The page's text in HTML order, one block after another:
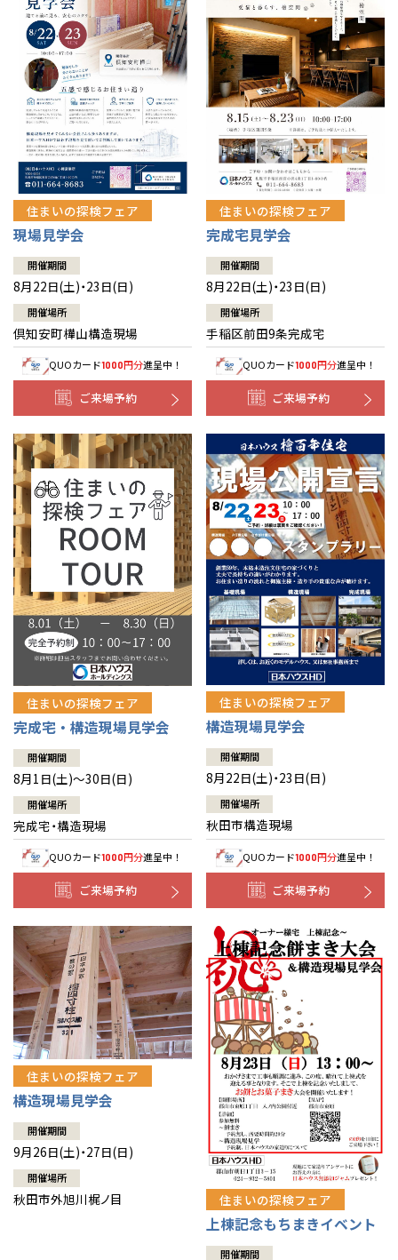
住まいの探検フェア
現場見学会
開催期間
8月22日(土)・23日(日)
開催場所
倶知安町樺山構造現場
QUOカード1000円分進呈中！
ご来場予約
住まいの探検フェア
完成宅見学会
開催期間
8月22日(土)・23日(日)
開催場所
手稲区前田9条完成宅
QUOカード1000円分進呈中！
ご来場予約
住まいの探検フェア
完成宅・構造現場見学会
開催期間
8月1日(土)～30日(日)
開催場所
完成宅・構造現場
QUOカード1000円分進呈中！
ご来場予約
住まいの探検フェア
構造現場見学会
開催期間
8月22日(土)・23日(日)
開催場所
秋田市構造現場
QUOカード1000円分進呈中！
ご来場予約
住まいの探検フェア
構造現場見学会
開催期間
9月26日(土)・27日(日)
開催場所
秋田市外旭川梶ノ目 住まいの探検フェア
上棟記念もちまきイベント
開催期間
全国の展示場
北海道
札幌
道央
道北
道南
道東
東北
青森
秋田
岩手
山形
宮城
福島
甲信越・北陸
新潟
山梨
長野
富山
石川
福井
関東
東京
神奈川
埼玉
千葉
茨城
栃木
群馬
東海
愛知
岐阜
静岡
三重
近畿
大阪
京都
兵庫
奈良
滋賀
和歌山
中国・四国
岡山
香川
愛媛
鳥取
島根
広島
山口
徳島
高知
九州
福岡
佐賀
熊本
大分
宮崎
鹿児島
長崎
沖縄
分譲マンション
※現住所のある都道府県以外の建築予定地の方でも現住所の有るお近
くの展示場又は店舗にお問合せください。移住の計画の方もご相談対
応します。お気軽にご相談ください。
お近くのイベント
北海道
札幌
札幌
小樽
道央
苫小牧千歳
小樽
道北
道南
道東
釧路
東北
青森県
八戸
青森
秋田県
秋田
岩手県
山形県
宮城県
仙台
福島県
会津
甲信越・北陸
新潟県
長岡
山梨県
長野県
富山県
富山
石川県
福井県
福井
関東
東京都
神奈川県
相模
埼玉県
埼玉
千葉県
千葉
柏
茨城県
水戸
栃木県
宇都宮
小山
群馬県
群馬
伊勢崎
東海
愛知県
岐阜県
岐阜
静岡県
三重県
四日市
近畿
大阪府
大阪
京都府
京都
兵庫県
姫路
奈良県
奈良
中国・四国
岡山県
岡山
愛媛県
松山
九州
福岡県
福岡
佐賀県
佐賀
熊本県
熊本
大分県
大分
宮崎県
宮崎
鹿児島県
鹿児島